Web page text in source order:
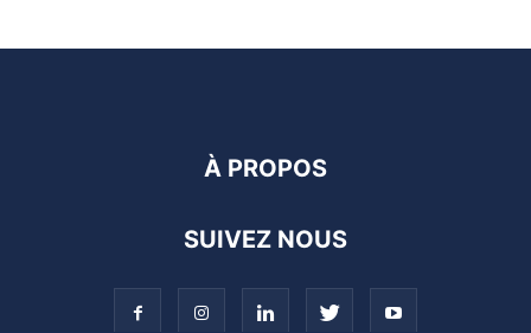
À PROPOS
SUIVEZ NOUS